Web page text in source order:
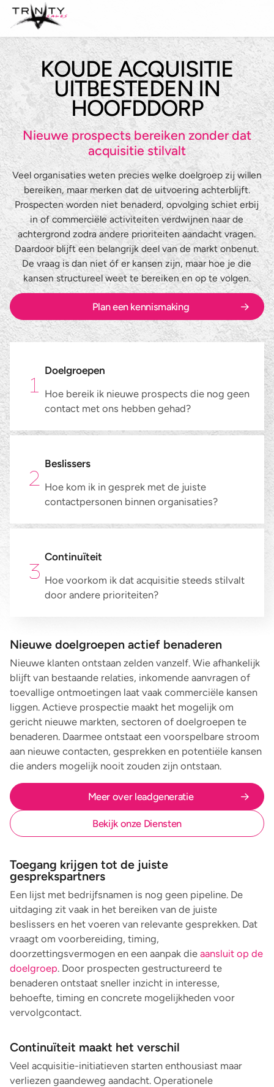
Leadgeneratie
Sales support
Maatwerk belcampagnes
Even kennismaken?
Over ons
Diensten
Leadgeneratie
Sales support
Maatwerk belcampagnes
Datacollectie
Inbound telefonie
Alle diensten
Branches
IT & Digital
Zakelijke dienstverlening
Marketing & Media
Fieldmarketing
Industrie & Maakindustrie
Alle branches
Referenties
Nieuws en blog
Werken bij
KOUDE ACQUISITIE
UITBESTEDEN IN
HOOFDDORP
Nieuwe prospects bereiken zonder dat
acquisitie stilvalt
Veel organisaties weten precies welke doelgroep zij willen
bereiken, maar merken dat de uitvoering achterblijft.
Prospecten worden niet benaderd, opvolging schiet erbij
in of commerciële activiteiten verdwijnen naar de
achtergrond zodra andere prioriteiten aandacht vragen.
Daardoor blijft een belangrijk deel van de markt onbenut.
De vraag is dan niet óf er kansen zijn, maar hoe je die
kansen structureel weet te bereiken en op te volgen.
Plan een kennismaking
Doelgroepen
Hoe bereik ik nieuwe prospects die nog geen
contact met ons hebben gehad?
Beslissers
Hoe kom ik in gesprek met de juiste
contactpersonen binnen organisaties?
Continuïteit
Hoe voorkom ik dat acquisitie steeds stilvalt
door andere prioriteiten?
Nieuwe doelgroepen actief benaderen
Nieuwe klanten ontstaan zelden vanzelf. Wie afhankelijk
blijft van bestaande relaties, inkomende aanvragen of
toevallige ontmoetingen laat vaak commerciële kansen
liggen. Actieve prospectie maakt het mogelijk om
gericht nieuwe markten, sectoren of doelgroepen te
benaderen. Daarmee ontstaat een voorspelbare stroom
aan nieuwe contacten, gesprekken en potentiële kansen
die anders mogelijk nooit zouden zijn ontstaan.
Meer over leadgeneratie
Bekijk onze Diensten
Toegang krijgen tot de juiste
gesprekspartners
Een lijst met bedrijfsnamen is nog geen pipeline. De
uitdaging zit vaak in het bereiken van de juiste
beslissers en het voeren van relevante gesprekken. Dat
vraagt om voorbereiding, timing,
doorzettingsvermogen en een aanpak die aansluit op de
doelgroep. Door prospecten gestructureerd te
benaderen ontstaat sneller inzicht in interesse,
behoefte, timing en concrete mogelijkheden voor
vervolgcontact.
Continuïteit maakt het verschil
Veel acquisitie-initiatieven starten enthousiast maar
verliezen gaandeweg aandacht. Operationele